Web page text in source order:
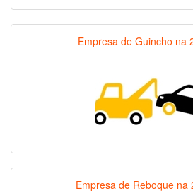
Empresa de Guincho na
Empresa de Reboque na